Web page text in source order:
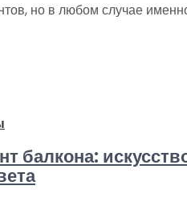
но в любом случае
балкона: